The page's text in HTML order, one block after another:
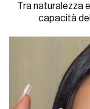
Tra naturalezza
capacità